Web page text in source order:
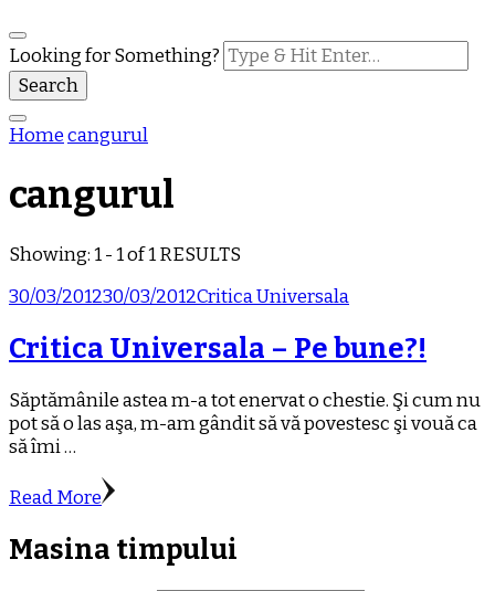
Looking for Something?
Homecangurul
cangurul
Showing: 1 - 1 of 1 RESULTS
30/03/201230/03/2012Critica Universala
Critica Universala – Pe bune?!
Săptămânile astea m-a tot enervat o chestie. Şi cum nu
pot să o las aşa, m-am gândit să vă povestesc şi vouă ca
să îmi …
Read More
Masina timpului